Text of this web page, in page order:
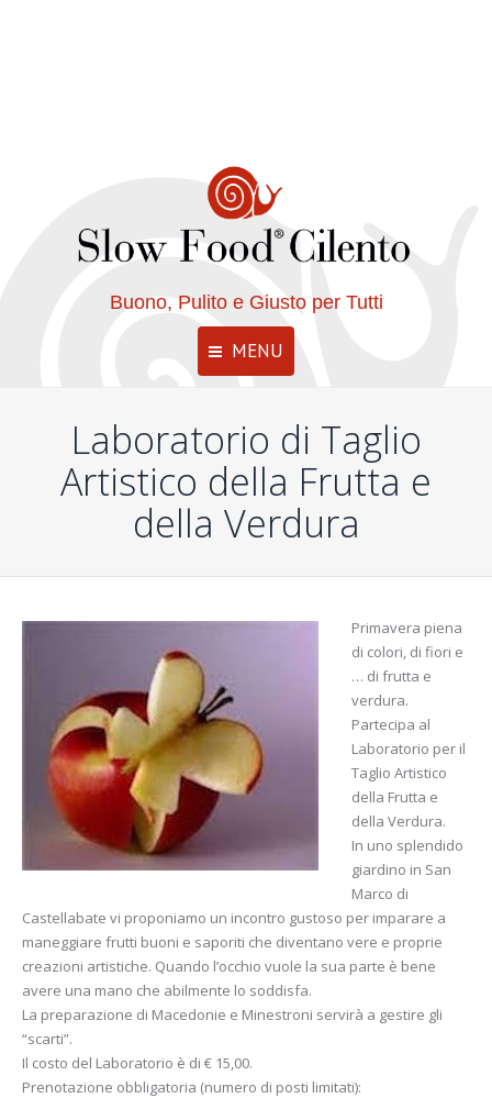
Buono, Pulito e Giusto per Tutti
MENU
Laboratorio di Taglio
Artistico della Frutta e
della Verdura
Primavera piena
di colori, di fiori e
… di frutta e
verdura.
Partecipa al
Laboratorio per il
Taglio Artistico
della Frutta e
della Verdura.
In uno splendido
giardino in San
Marco di
Castellabate vi proponiamo un incontro gustoso per imparare a
maneggiare frutti buoni e saporiti che diventano vere e proprie
creazioni artistiche. Quando l’occhio vuole la sua parte è bene
avere una mano che abilmente lo soddisfa.
La preparazione di Macedonie e Minestroni servirà a gestire gli
“scarti”.
Il costo del Laboratorio è di € 15,00.
Prenotazione obbligatoria (numero di posti limitati):